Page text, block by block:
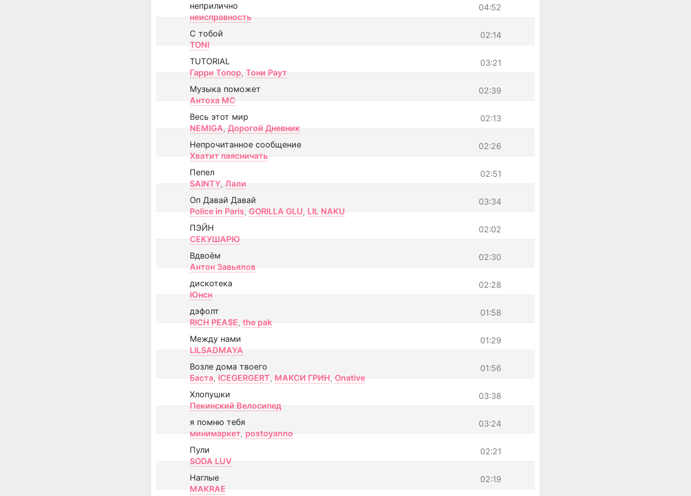
04:52
неприлично
неисправность
02:14
С тобой
TONI
03:21
TUTORIAL
Гарри Топор, Тони Раут
02:39
Музыка поможет
Антоха МС
02:13
Весь этот мир
NEMIGA, Дорогой Дневник
02:26
Непрочитанное сообщение
Хватит паясничать
02:51
Пепел
SAINTY, Лали
03:34
Оп Давай Давай
Police in Paris, GORILLA GLU, LIL NAKU
02:02
ПЭЙН
СЕКУШАРЮ
02:30
Вдвоём
Антон Завьялов
02:28
дискотека
Юнсн
01:58
дэфолт
RICH PEA$E, the pak
01:29
Между нами
LILSADMAYA
01:56
Возле дома твоего
Баста, ICEGERGERT, МАКСИ ГРИН, Onative
03:38
Хлопушки
Пекинский Велосипед
03:24
я помню тебя
минимаркет, postoyanno
02:21
Пули
SODA LUV
02:19
Наглые
MAKRAE